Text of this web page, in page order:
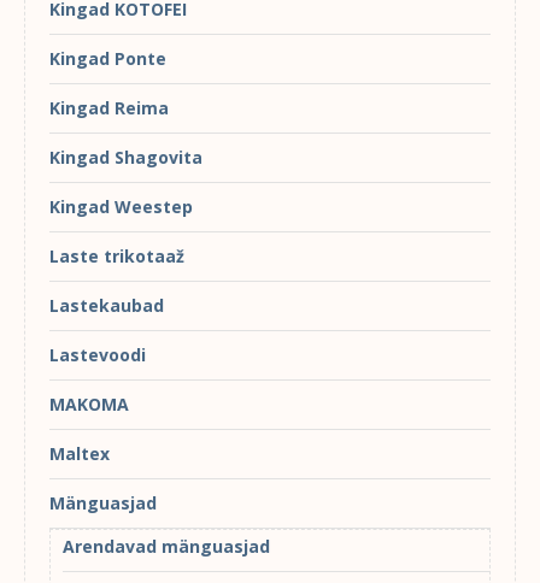
Kingad KOTOFEI
Kingad Ponte
Kingad Reima
Kingad Shagovita
Kingad Weestep
Laste trikotaaž
Lastekaubad
Lastevoodi
MAKOMA
Maltex
Mänguasjad
Arendavad mänguasjad